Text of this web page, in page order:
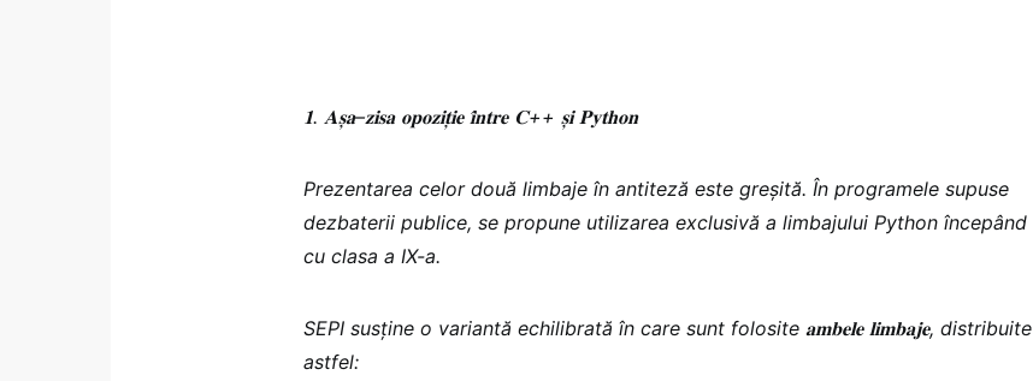
𝟏. 𝐀𝐬̦𝐚–𝐳𝐢𝐬𝐚 𝐨𝐩𝐨𝐳𝐢𝐭̦𝐢𝐞 𝐢̂𝐧𝐭𝐫𝐞 𝐂++ 𝐬̦𝐢 𝐏𝐲𝐭𝐡𝐨𝐧
Prezentarea celor două limbaje în antiteză este greșită. În programele supuse
dezbaterii publice, se propune utilizarea exclusivă a limbajului Python începând
cu clasa a IX-a.
SEPI susține o variantă echilibrată în care sunt folosite 𝐚𝐦𝐛𝐞𝐥𝐞 𝐥𝐢𝐦𝐛𝐚𝐣𝐞, distribuite
astfel: